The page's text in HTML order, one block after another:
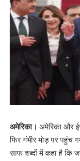
अमेरिका। अमेरिका और
फिर गंभीर मोड़ पर पहुंच
साफ शब्दों में कहा है कि